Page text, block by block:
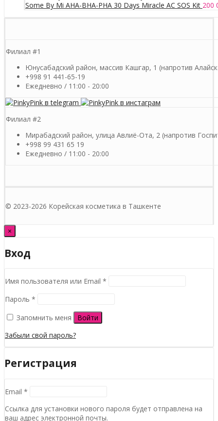
Some By Mi AHA-BHA-PHA 30 Days Miracle AC SOS Kit 200
Филиал #1
Юнусабадский район, массив Кашгар, 1 (напротив
+998 91 441-65-19
Ежедневно / 11:00 - 20:00
Филиал #2
Мирабадский район, улица Авлиё-Ота, 2 (напротив
+998 99 431 65 19
Ежедневно / 11:00 - 20:00
© 2023-2026 Корейская косметика в Ташкенте
×
Вход
Имя пользователя или Email *
Пароль *
Запомнить меня
Войти
Забыли свой пароль?
Регистрация
Email *
Ссылка для установки нового пароля будет отправлена ​​на
ваш адрес электронной почты.